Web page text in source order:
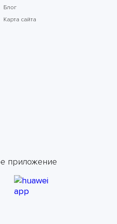
Блог
Карта сайта
приложение